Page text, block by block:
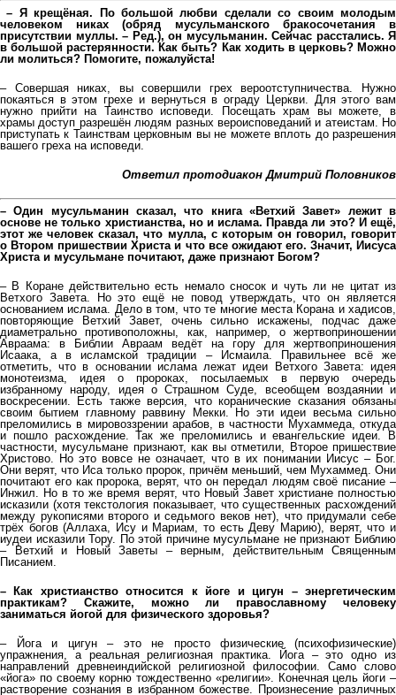
– Я крещёная. По большой любви сделали со своим молодым
человеком никах (обряд мусульманского бракосочетания в
присутствии муллы. – Ред.), он мусульманин. Сейчас расстались. Я
в большой растерянности. Как быть? Как ходить в церковь? Можно
ли молиться? Помогите, пожалуйста!
– Совершая никах, вы совершили грех вероотступничества. Нужно
покаяться в этом грехе и вернуться в ограду Церкви. Для этого вам
нужно прийти на Таинство исповеди. Посещать храм вы можете, в
храмы доступ разрешён людям разных вероисповеданий и атеистам. Но
приступать к Таинствам церковным вы не можете вплоть до разрешения
вашего греха на исповеди.
Ответил протодиакон Дмитрий Половников
– Один мусульманин сказал, что книга «Ветхий Завет» лежит в
основе не только христианства, но и ислама. Правда ли это? И ещё,
этот же человек сказал, что мулла, с которым он говорил, говорит
о Втором пришествии Христа и что все ожидают его. Значит, Иисуса
Христа и мусульмане почитают, даже признают Богом?
– В Коране действительно есть немало сносок и чуть ли не цитат из
Ветхого Завета. Но это ещё не повод утверждать, что он является
основанием ислама. Дело в том, что те многие места Корана и хадисов,
повторяющие Ветхий Завет, очень сильно искажены, подчас даже
диаметрально противоположны, как, например, о жертвоприношении
Авраама: в Библии Авраам ведёт на гору для жертвоприношения
Исаака, а в исламской традиции – Исмаила. Правильнее всё же
отметить, что в основании ислама лежат идеи Ветхого Завета: идея
монотеизма, идея о пророках, посылаемых в первую очередь
избранному народу, идея о Страшном Суде, всеобщем воздаянии и
воскресении. Есть также версия, что коранические сказания обязаны
своим бытием главному раввину Мекки. Но эти идеи весьма сильно
преломились в мировоззрении арабов, в частности Мухаммеда, откуда
и пошло расхождение. Так же преломились и евангельские идеи. В
частности, мусульмане признают, как вы отметили, Второе пришествие
Христово. Но это вовсе не означает, что в их понимании Иисус – Бог.
Они верят, что Иса только пророк, причём меньший, чем Мухаммед. Они
почитают его как пророка, верят, что он передал людям своё писание –
Инжил. Но в то же время верят, что Новый Завет христиане полностью
исказили (хотя текстология показывает, что существенных расхождений
между рукописями второго и седьмого веков нет), что придумали себе
трёх богов (Аллаха, Ису и Мариам, то есть Деву Марию), верят, что и
иудеи исказили Тору. По этой причине мусульмане не признают Библию
– Ветхий и Новый Заветы – верным, действительным Священным
Писанием.
– Как христианство относится к йоге и цигун – энергетическим
практикам? Скажите, можно ли православному человеку
заниматься йогой для физического здоровья?
– Йога и цигун – это не просто физические (психофизические)
упражнения, а реальная религиозная практика. Йога – это одно из
направлений древнеиндийской религиозной философии. Само слово
«йога» по своему корню тождественно «религии». Конечная цель йоги –
растворение сознания в избранном божестве. Произнесение различных